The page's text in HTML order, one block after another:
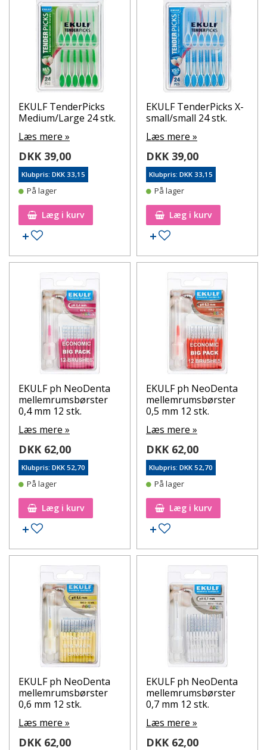
EKULF TenderPicks
Medium/Large 24 stk.
Læs mere »
DKK 39,00
Klubpris: DKK 33,15
På lager
Læg i kurv
Tilføj til ønskeseddel
EKULF TenderPicks X-
small/small 24 stk.
Læs mere »
DKK 39,00
Klubpris: DKK 33,15
På lager
Læg i kurv
Tilføj til ønskeseddel
EKULF ph NeoDenta
mellemrumsbørster
0,4 mm 12 stk.
Læs mere »
DKK 62,00
Klubpris: DKK 52,70
På lager
Læg i kurv
Tilføj til ønskeseddel
EKULF ph NeoDenta
mellemrumsbørster
0,5 mm 12 stk.
Læs mere »
DKK 62,00
Klubpris: DKK 52,70
På lager
Læg i kurv
Tilføj til ønskeseddel
EKULF ph NeoDenta
mellemrumsbørster
0,6 mm 12 stk.
Læs mere »
DKK 62,00
EKULF ph NeoDenta
mellemrumsbørster
0,7 mm 12 stk.
Læs mere »
DKK 62,00